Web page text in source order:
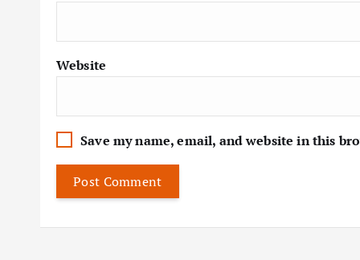
Website
Save my name, email, and website in this